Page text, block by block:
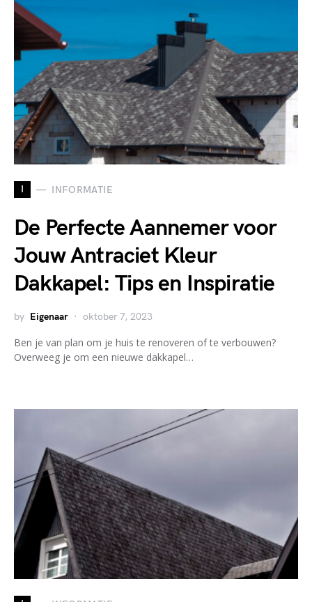
I INFORMATIE
De Perfecte Aannemer voor
Jouw Antraciet Kleur
Dakkapel: Tips en Inspiratie
by Eigenaar oktober 7, 2023
Ben je van plan om je huis te renoveren of te verbouwen?
Overweeg je om een nieuwe dakkapel…